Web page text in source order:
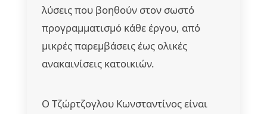
λύσεις που βοηθούν στον σωστό
προγραμματισμό κάθε έργου, από
μικρές παρεμβάσεις έως ολικές
ανακαινίσεις κατοικιών.
Ο Τζώρτζογλου Κωνσταντίνος είναι